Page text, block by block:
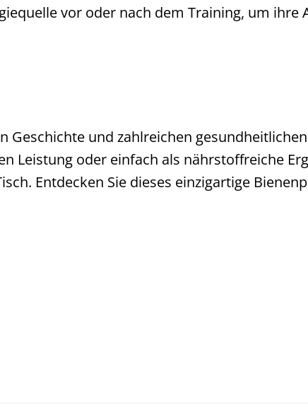
vor oder nach dem Training, um ihre
und zahlreichen
Leistung oder einfach als nährstoffreiche
Entdecken Sie dieses einzigartige